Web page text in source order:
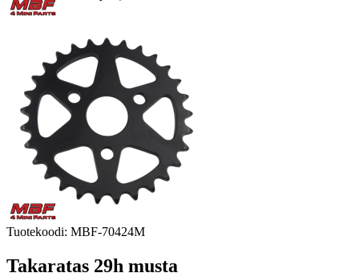
Tuotekoodi: MBF-70424M
Takaratas 29h musta